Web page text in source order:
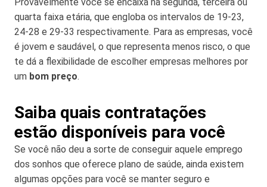
quarta faixa etária, que engloba os intervalos de 19-23,
24-28 e 29-33 respectivamente. Para as empresas, você
é jovem e saudável, o que representa menos risco, o que
te dá a flexibilidade de escolher empresas melhores por
um bom preço.
Saiba quais contratações
estão disponíveis para você
Se você não deu a sorte de conseguir aquele emprego
dos sonhos que oferece plano de saúde, ainda existem
algumas opções para você se manter seguro e